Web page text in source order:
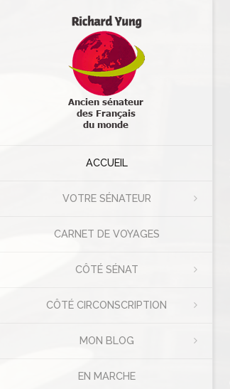
ACCUEIL
VOTRE SÉNATEUR
CARNET DE VOYAGES
CÔTÉ SÉNAT
CÔTÉ CIRCONSCRIPTION
MON BLOG
EN MARCHE